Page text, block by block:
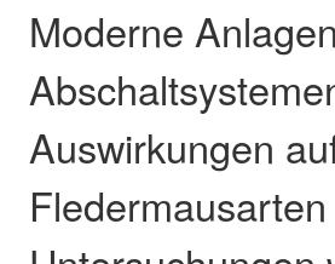
Moderne
Auswirkungen